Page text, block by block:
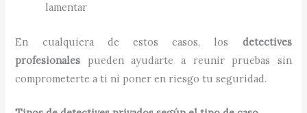
lamentar
En cualquiera de estos casos, los detectives
profesionales pueden ayudarte a reunir pruebas sin
comprometerte a ti ni poner en riesgo tu seguridad.